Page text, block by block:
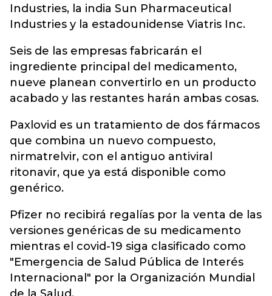
Industries, la india Sun Pharmaceutical
Industries y la estadounidense Viatris Inc.
Seis de las empresas fabricarán el
ingrediente principal del medicamento,
nueve planean convertirlo en un producto
acabado y las restantes harán ambas cosas.
Paxlovid es un tratamiento de dos fármacos
que combina un nuevo compuesto,
nirmatrelvir, con el antiguo antiviral
ritonavir, que ya está disponible como
genérico.
Pfizer no recibirá regalías por la venta de las
versiones genéricas de su medicamento
mientras el covid-19 siga clasificado como
"Emergencia de Salud Pública de Interés
Internacional" por la Organización Mundial